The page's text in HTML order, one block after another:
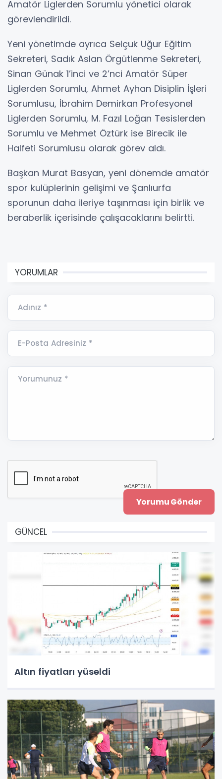
Amatör Liglerden Sorumlu yönetici olarak
görevlendirildi.
Yeni yönetimde ayrıca Selçuk Uğur Eğitim
Sekreteri, Sadık Aslan Örgütlenme Sekreteri,
Sinan Günak 1’inci ve 2’nci Amatör Süper
Liglerden Sorumlu, Ahmet Ayhan Disiplin İşleri
Sorumlusu, İbrahim Demirkan Profesyonel
Liglerden Sorumlu, M. Fazıl Loğan Tesislerden
Sorumlu ve Mehmet Öztürk ise Birecik ile
Halfeti Sorumlusu olarak görev aldı.
Başkan Murat Basyan, yeni dönemde amatör
spor kulüplerinin gelişimi ve Şanlıurfa
sporunun daha ileriye taşınması için birlik ve
beraberlik içerisinde çalışacaklarını belirtti.
YORUMLAR
Adınız *
E-Posta Adresiniz *
Yorumunuz *
GÜNCEL
Altın fiyatları yüseldi